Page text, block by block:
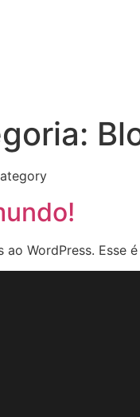
ao WordPress. Esse